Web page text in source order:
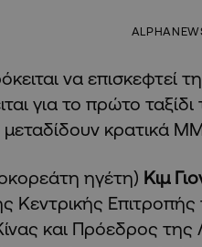
να επισκεφτεί τη
για το πρώτο
μεταδίδουν κρατικά
ηγέτη) Κιμ
Κεντρικής Επιτροπής
και Πρόεδρος της